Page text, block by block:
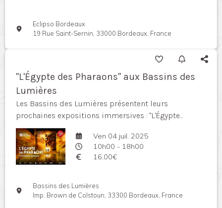
Eclipso Bordeaux
19 Rue Saint-Sernin, 33000 Bordeaux, France
"L'Égypte des Pharaons" aux Bassins des
Lumières
Les Bassins des Lumières présentent leurs
prochaines expositions immersives : "L'Égypte...
Ven 04 juil. 2025
10h00 - 18h00
16,00€
Bassins des Lumières
Imp. Brown de Colstoun, 33300 Bordeaux, France